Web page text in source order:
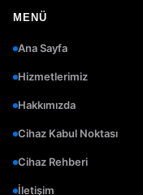
MENÜ
Ana Sayfa
Hizmetlerimiz
Hakkımızda
Cihaz Kabul Noktası
Cihaz Rehberi
İletişim